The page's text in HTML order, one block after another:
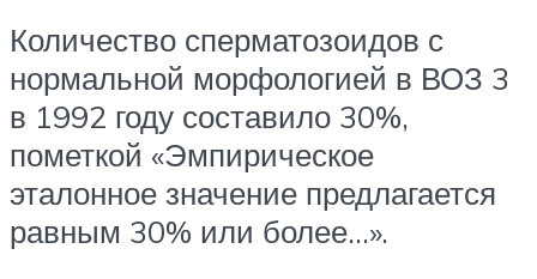
Количество сперматозоидов с
нормальной морфологией в ВОЗ 3
в 1992 году составило 30%,
пометкой «Эмпирическое
эталонное значение предлагается
равным 30% или более…».